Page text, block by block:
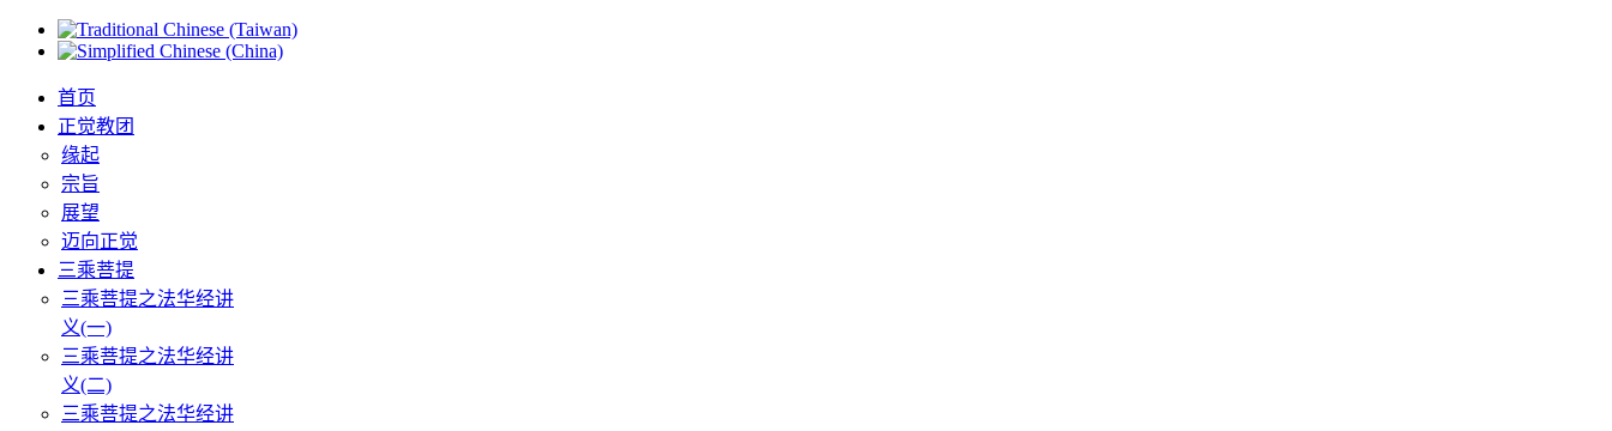
首页
正觉教团
缘起
宗旨
展望
迈向正觉
三乘菩提
三乘菩提之法华经讲
义(一)
三乘菩提之法华经讲
义(二)
三乘菩提之法华经讲